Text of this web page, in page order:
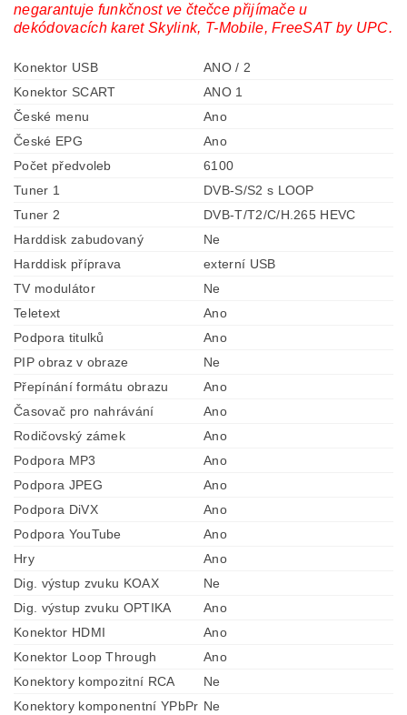
negarantuje funkčnost ve čtečce přijímače u
dekódovacích karet Skylink, T-Mobile, FreeSAT by UPC.
Konektor USB
ANO / 2
Konektor SCART
ANO 1
České menu
Ano
České EPG
Ano
Počet předvoleb
6100
Tuner 1
DVB-S/S2 s LOOP
Tuner 2
DVB-T/T2/C/H.265 HEVC
Harddisk zabudovaný
Ne
Harddisk příprava
externí USB
TV modulátor
Ne
Teletext
Ano
Podpora titulků
Ano
PIP obraz v obraze
Ne
Přepínání formátu obrazu
Ano
Časovač pro nahrávání
Ano
Rodičovský zámek
Ano
Podpora MP3
Ano
Podpora JPEG
Ano
Podpora DiVX
Ano
Podpora YouTube
Ano
Hry
Ano
Dig. výstup zvuku KOAX
Ne
Dig. výstup zvuku OPTIKA
Ano
Konektor HDMI
Ano
Konektor Loop Through
Ano
Konektory kompozitní RCA
Ne
Konektory komponentní YPbPr Ne